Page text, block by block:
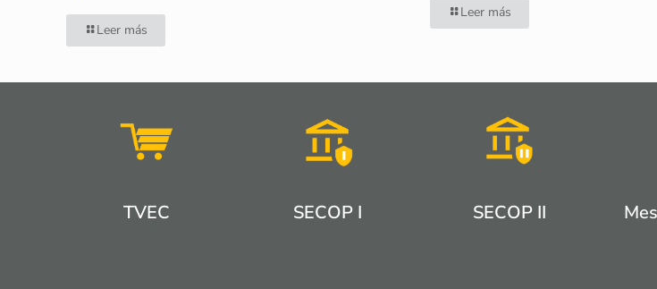
Leer más
Leer más
TVEC SECOP I SECOP II